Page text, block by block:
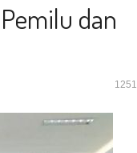
dan
1251